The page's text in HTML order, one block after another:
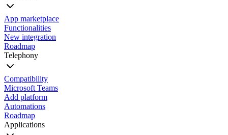
App marketplace
Functionalities
New integration
Roadmap
Telephony
Compatibility
Microsoft Teams
Add platform
Automations
Roadmap
Applications